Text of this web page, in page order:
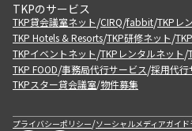
TKPのサービス
TKP貸会議室ネット/CIRQ/fabbit/TKPレ
TKP Hotels & Resorts/TKP研修ネット/
TKPイベントネット/TKPレンタルネット/
TKP FOOD/事務局代行サービス/採用代行
TKPスター貸会議室/物件募集
プライバシーポリシー/ソーシャルメディアガイド